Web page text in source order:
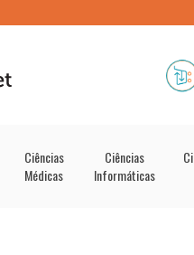
Ciências
Médicas
Ciências
Informáticas